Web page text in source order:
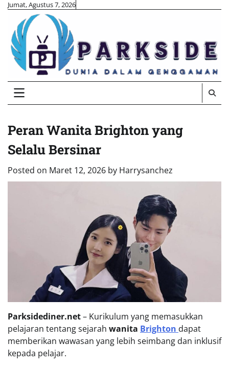
Skip
content
Jumat, Agustus 7, 2026
Peran Wanita Brighton yang
Selalu Bersinar
Posted on Maret 12, 2026 by Harrysanchez
Parksidediner.net– Kurikulum yang memasukkan
pelajaran tentang sejarah wanita Brighton dapat
memberikan wawasan yang lebih seimbang dan inklusif
kepada pelajar.